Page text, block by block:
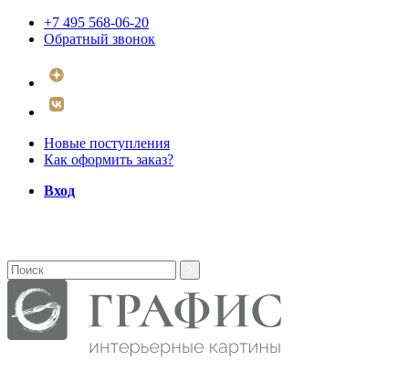
+7 495 568-06-20
Обратный звонок
Новые поступления
Как оформить заказ?
Вход